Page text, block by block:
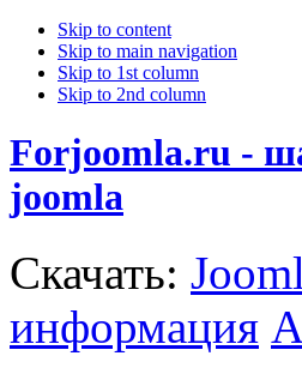
Skip to content
Skip to main navigation
Skip to 1st column
Skip to 2nd column
Forjoomla.ru -
joomla
Скачать:
информация